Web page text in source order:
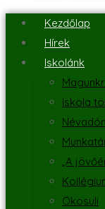
Kezdőlap
Hírek
Iskolánk
Iskola
„A
Ökosuli